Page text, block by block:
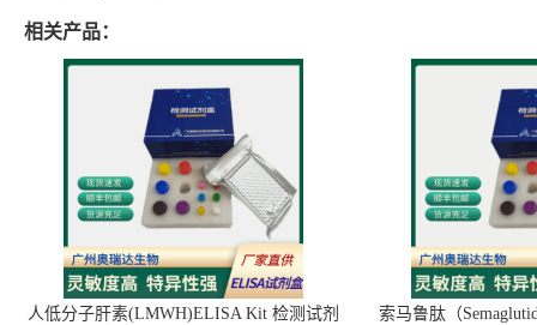
相关产品：
人低分子肝素(LMWH)ELISA Kit 检测试剂
索马鲁肽（